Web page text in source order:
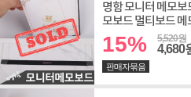
명함 모니터 메모보
모보드 멀티보드 메
15% 5,520원
4,680
판매자묶음